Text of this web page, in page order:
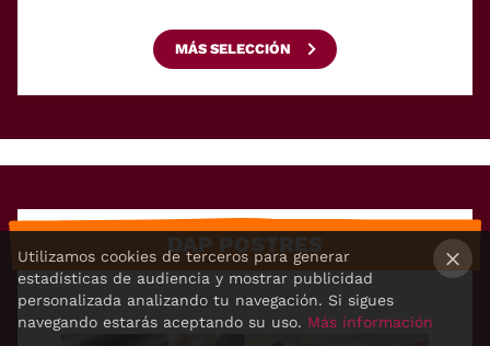
MÁS SELECCIÓN
DAP POSTRES
Utilizamos cookies de terceros para generar
estadísticas de audiencia y mostrar publicidad
personalizada analizando tu navegación. Si sigues
navegando estarás aceptando su uso. Más información